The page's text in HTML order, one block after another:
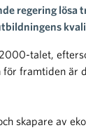
regering lösa
talet,
framtiden är
skapare av